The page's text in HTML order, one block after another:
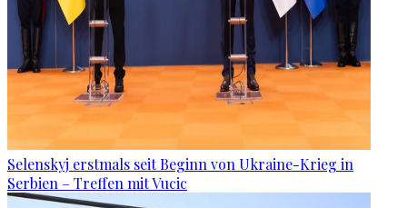
Selenskyj erstmals seit Beginn von Ukraine-Krieg in
Serbien – Treffen mit Vucic